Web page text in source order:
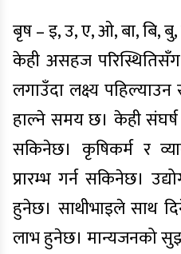
बृष – इ, उ, ए, ओ, बा, बि, बु,
केही असहज परिस्थितिसँग
लगाउँदा लक्ष्य
हाल्ने समय छ। केही संघर्ष
सकिनेछ। कृषिकर्म र
प्रारम्भ गर्न सकिनेछ।
हुनेछ। साथीभाइले साथ
लाभ हुनेछ। मान्यजनको